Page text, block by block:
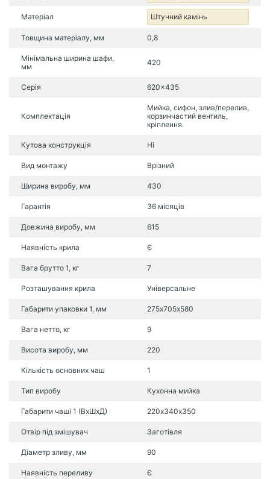
Матеріал Штучний камінь
Товщина матеріалу, мм 0,8
Мінімальна ширина шафи,
мм
420
Серія 620x435
Комплектація
Мийка, сифон, злив/перелив,
корзинчастий вентиль,
кріплення.
Кутова конструкція Ні
Вид монтажу Врізний
Ширина виробу, мм 430
Гарантія 36 місяців
Довжина виробу, мм 615
Наявність крила Є
Вага брутто 1, кг 7
Розташування крила Універсальне
Габарити упаковки 1, мм 275х705х580
Вага нетто, кг 9
Висота виробу, мм 220
Кількість основних чаш 1
Тип виробу Кухонна мийка
Габарити чаші 1 (ВхШхД) 220х340х350
Отвір під змішувач Заготівля
Діаметр зливу, мм 90
Наявність переливу Є